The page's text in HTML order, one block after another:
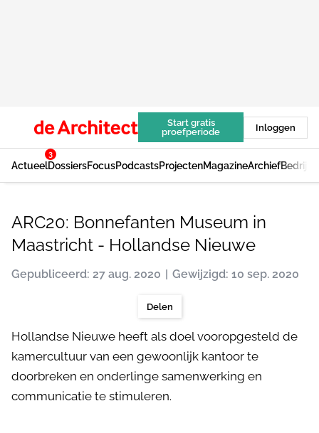
Start gratis
proefperiode
Inloggen
Actueel
3
DossiersFocusPodcastsProjectenMagazineArchief
ARC20: Bonnefanten Museum in
Maastricht - Hollandse Nieuwe
Gepubliceerd: 27 aug. 2020 Gewijzigd: 10 sep. 2020
Delen
Hollandse Nieuwe heeft als doel vooropgesteld de
kamercultuur van een gewoonlijk kantoor te
doorbreken en onderlinge samenwerking en
communicatie te stimuleren.